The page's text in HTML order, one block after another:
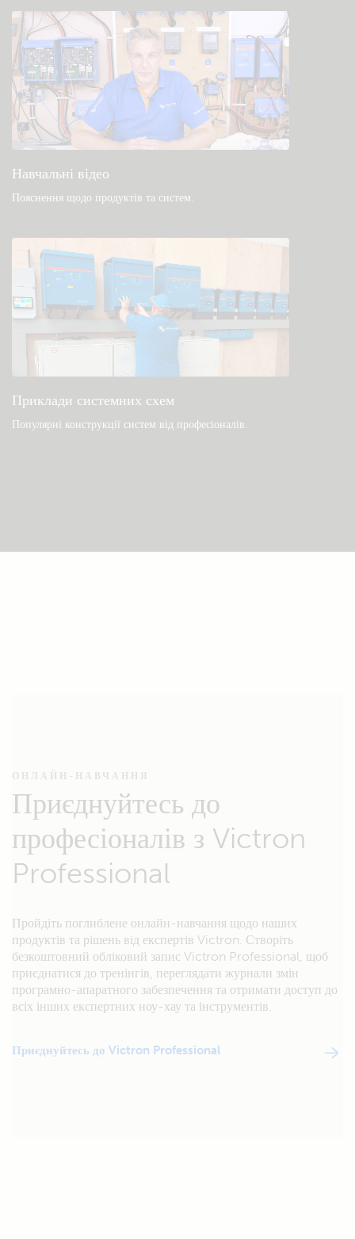
Навчальні відео
Пояснення щодо продуктів та систем.
Приклади системних схем
Популярні конструкції систем від професіоналів.
ОНЛАЙН-НАВЧАННЯ
Приєднуйтесь до
професіоналів з Victron
Professional
Пройдіть поглиблене онлайн-навчання щодо наших
продуктів та рішень від експертів Victron. Створіть
безкоштовний обліковий запис Victron Professional, щоб
приєднатися до тренінгів, переглядати журнали змін
програмно-апаратного забезпечення та отримати доступ до
всіх інших експертних ноу-хау та інструментів.
Приєднуйтесь до Victron Professional